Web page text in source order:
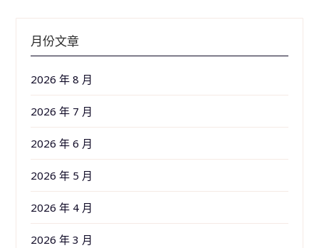
月份文章
2026 年 8 月
2026 年 7 月
2026 年 6 月
2026 年 5 月
2026 年 4 月
2026 年 3 月